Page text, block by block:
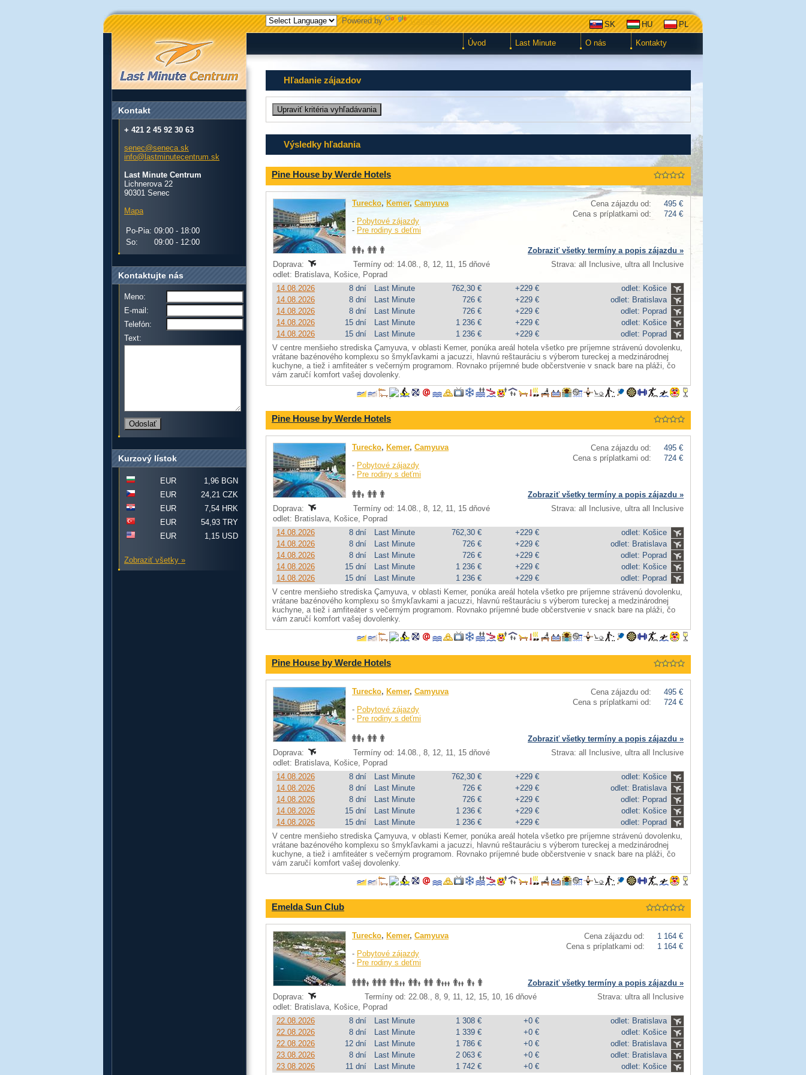
Powered by Translate SK HU PL
Úvod Last Minute O nás Kontakty
Hľadanie zájazdov
Výsledky hľadania
Pine House by Werde Hotels
Cena zájazdu od:
495 €
Cena s príplatkami od:
724 €
Turecko, Kemer, Camyuva
- Pobytové zájazdy
- Pre rodiny s deťmi
Zobraziť všetky termíny a popis zájazdu »
Doprava:
Termíny od: 14.08., 8, 12, 11, 15 dňové
Strava: all Inclusive, ultra all Inclusive
odlet: Bratislava, Košice, Poprad
14.08.2026
8 dní Last Minute 762,30 € +229 €
odlet: Košice
14.08.2026
8 dní Last Minute 726 € +229 €
odlet: Bratislava
14.08.2026
8 dní Last Minute 726 € +229 €
odlet: Poprad
14.08.2026
15 dní Last Minute 1 236 € +229 €
odlet: Košice
14.08.2026
15 dní Last Minute 1 236 € +229 €
odlet: Poprad
V centre menšieho strediska Çamyuva, v oblasti Kemer, ponúka areál hotela všetko pre príjemne strávenú dovolenku,
vrátane bazénového komplexu so šmykľavkami a jacuzzi, hlavnú reštauráciu s výberom tureckej a medzinárodnej
kuchyne, a tiež i amfiteáter s večerným programom. Rovnako príjemné bude občerstvenie v snack bare na pláži, čo
vám zaručí komfort vašej dovolenky.
Pine House by Werde Hotels
Cena zájazdu od:
495 €
Cena s príplatkami od:
724 €
Turecko, Kemer, Camyuva
- Pobytové zájazdy
- Pre rodiny s deťmi
Zobraziť všetky termíny a popis zájazdu »
Doprava:
Termíny od: 14.08., 8, 12, 11, 15 dňové
Strava: all Inclusive, ultra all Inclusive
odlet: Bratislava, Košice, Poprad
14.08.2026
8 dní Last Minute 762,30 € +229 €
odlet: Košice
14.08.2026
8 dní Last Minute 726 € +229 €
odlet: Bratislava
14.08.2026
8 dní Last Minute 726 € +229 €
odlet: Poprad
14.08.2026
15 dní Last Minute 1 236 € +229 €
odlet: Košice
14.08.2026
15 dní Last Minute 1 236 € +229 €
odlet: Poprad
V centre menšieho strediska Çamyuva, v oblasti Kemer, ponúka areál hotela všetko pre príjemne strávenú dovolenku,
vrátane bazénového komplexu so šmykľavkami a jacuzzi, hlavnú reštauráciu s výberom tureckej a medzinárodnej
kuchyne, a tiež i amfiteáter s večerným programom. Rovnako príjemné bude občerstvenie v snack bare na pláži, čo
vám zaručí komfort vašej dovolenky.
Pine House by Werde Hotels
Cena zájazdu od:
495 €
Cena s príplatkami od:
724 €
Turecko, Kemer, Camyuva
- Pobytové zájazdy
- Pre rodiny s deťmi
Zobraziť všetky termíny a popis zájazdu »
Doprava:
Termíny od: 14.08., 8, 12, 11, 15 dňové
Strava: all Inclusive, ultra all Inclusive
odlet: Bratislava, Košice, Poprad
14.08.2026
8 dní Last Minute 762,30 € +229 €
odlet: Košice
14.08.2026
8 dní Last Minute 726 € +229 €
odlet: Bratislava
14.08.2026
8 dní Last Minute 726 € +229 €
odlet: Poprad
14.08.2026
15 dní Last Minute 1 236 € +229 €
odlet: Košice
14.08.2026
15 dní Last Minute 1 236 € +229 €
odlet: Poprad
V centre menšieho strediska Çamyuva, v oblasti Kemer, ponúka areál hotela všetko pre príjemne strávenú dovolenku,
vrátane bazénového komplexu so šmykľavkami a jacuzzi, hlavnú reštauráciu s výberom tureckej a medzinárodnej
kuchyne, a tiež i amfiteáter s večerným programom. Rovnako príjemné bude občerstvenie v snack bare na pláži, čo
vám zaručí komfort vašej dovolenky.
Emelda Sun Club
Cena zájazdu od:
1 164 €
Cena s príplatkami od:
1 164 €
Turecko, Kemer, Camyuva
- Pobytové zájazdy
- Pre rodiny s deťmi
Zobraziť všetky termíny a popis zájazdu »
Doprava:
Termíny od: 22.08., 8, 9, 11, 12, 15, 10, 16 dňové
Strava: ultra all Inclusive
odlet: Bratislava, Košice, Poprad
22.08.2026
8 dní Last Minute 1 308 € +0 €
odlet: Bratislava
22.08.2026
8 dní Last Minute 1 339 € +0 €
odlet: Košice
22.08.2026
12 dní Last Minute 1 786 € +0 €
odlet: Bratislava
23.08.2026
8 dní Last Minute 2 063 € +0 €
odlet: Bratislava
23.08.2026
11 dní Last Minute 1 742 € +0 € odlet: Košice
Kontakt
+ 421 2 45 92 30 63
senec@seneca.sk
info@lastminutecentrum.sk
Last Minute Centrum
Lichnerova 22
90301 Senec
Mapa
Po-Pia: 09:00 - 18:00
So:
09:00 - 12:00
Kontaktujte nás
Meno:
E-mail:
Telefón:
Text:
Kurzový lístok
EUR
1,96 BGN
EUR
24,21 CZK
EUR
7,54 HRK
EUR
54,93 TRY
EUR
1,15 USD
Zobraziť všetky »